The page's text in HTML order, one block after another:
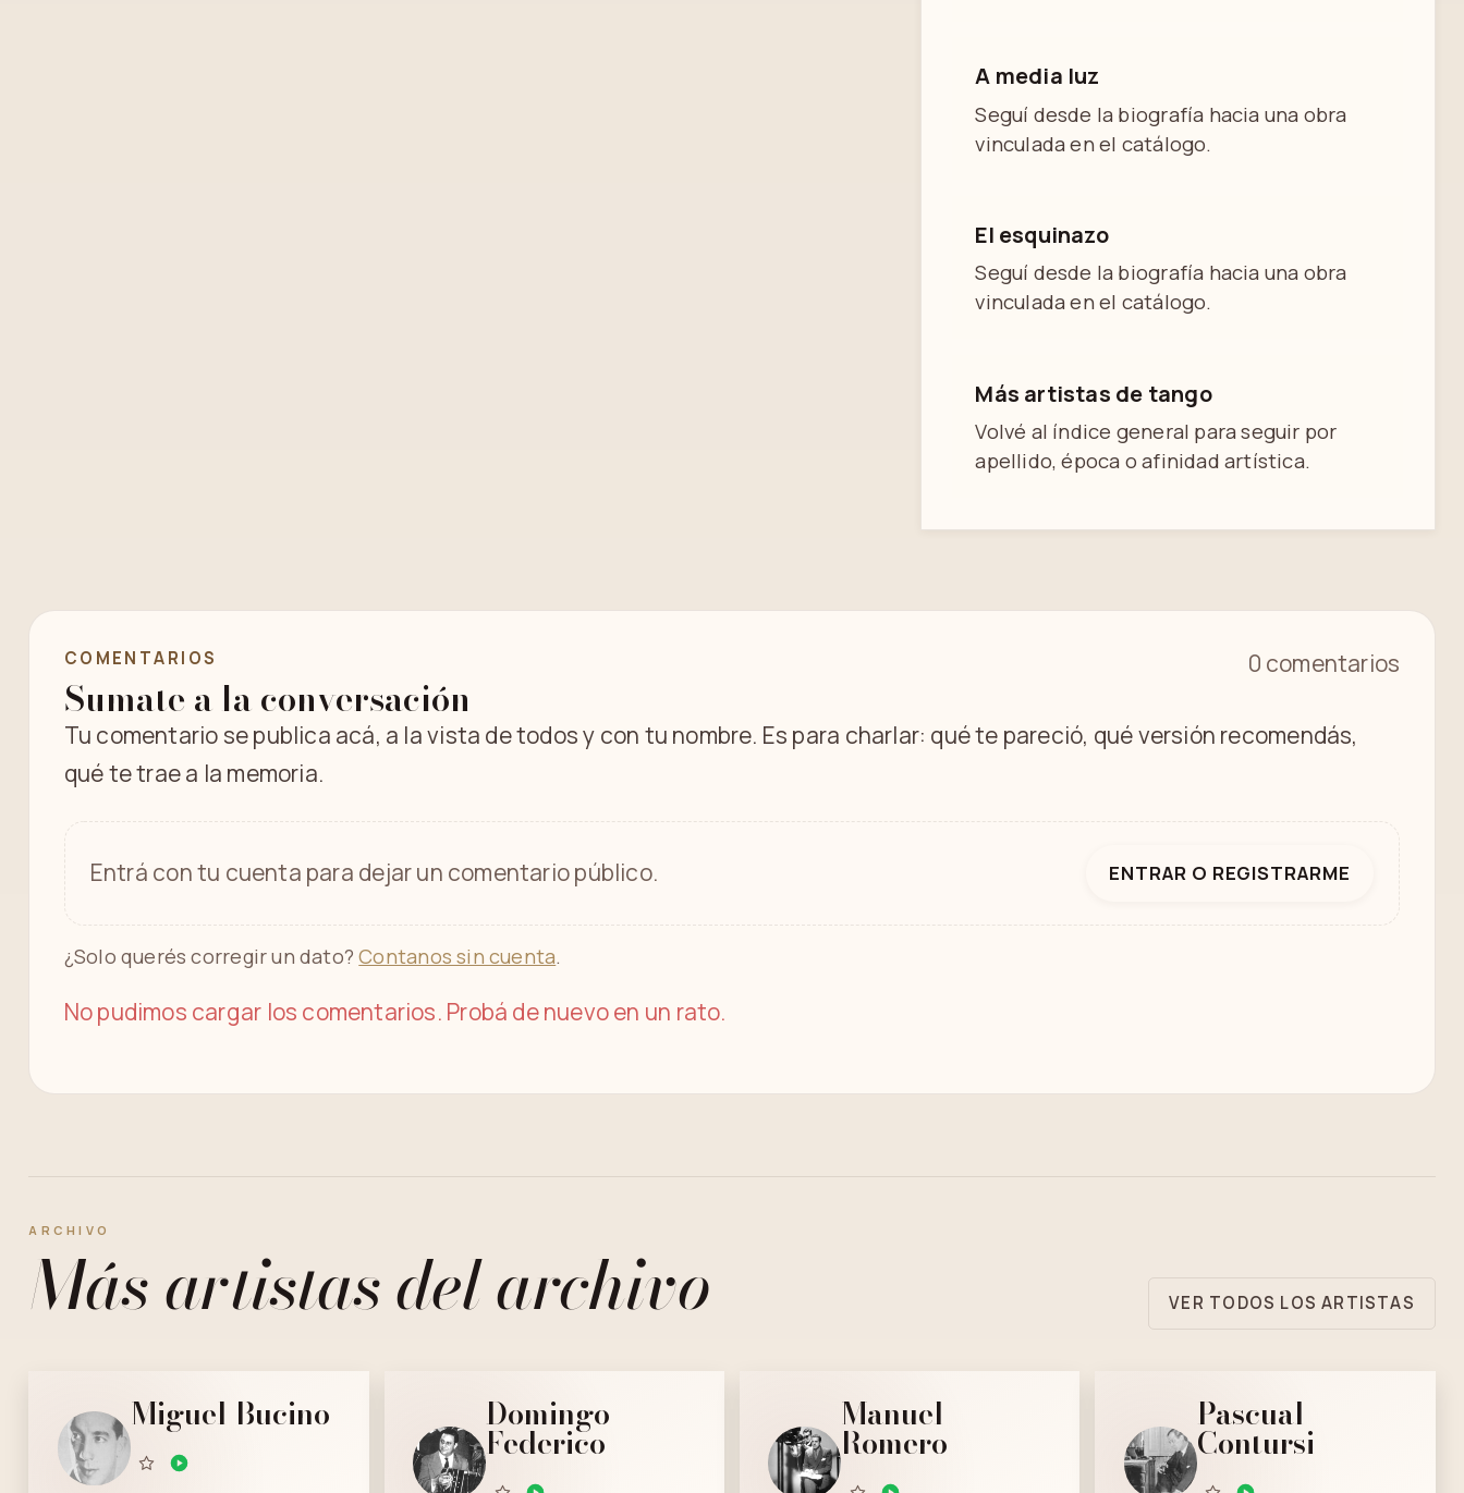
A media luz
Seguí desde la biografía hacia una obra
vinculada en el catálogo.
El esquinazo
Seguí desde la biografía hacia una obra
vinculada en el catálogo.
Más artistas de tango
Volvé al índice general para seguir por
apellido, época o afinidad artística.
COMENTARIOS
Sumate a la conversación
0 comentarios
Tu comentario se publica acá, a la vista de todos y con tu nombre. Es para charlar: qué te pareció, qué versión recomendás,
qué te trae a la memoria.
Entrá con tu cuenta para dejar un comentario público. ENTRAR O REGISTRARME
¿Solo querés corregir un dato?Contanos sin cuenta.
No pudimos cargar los comentarios. Probá de nuevo en un rato.
ARCHIVO
Más artistas del archivo VER TODOS LOS ARTISTAS
Miguel Bucino Domingo
Federico
Manuel
Romero
Pascual
Contursi